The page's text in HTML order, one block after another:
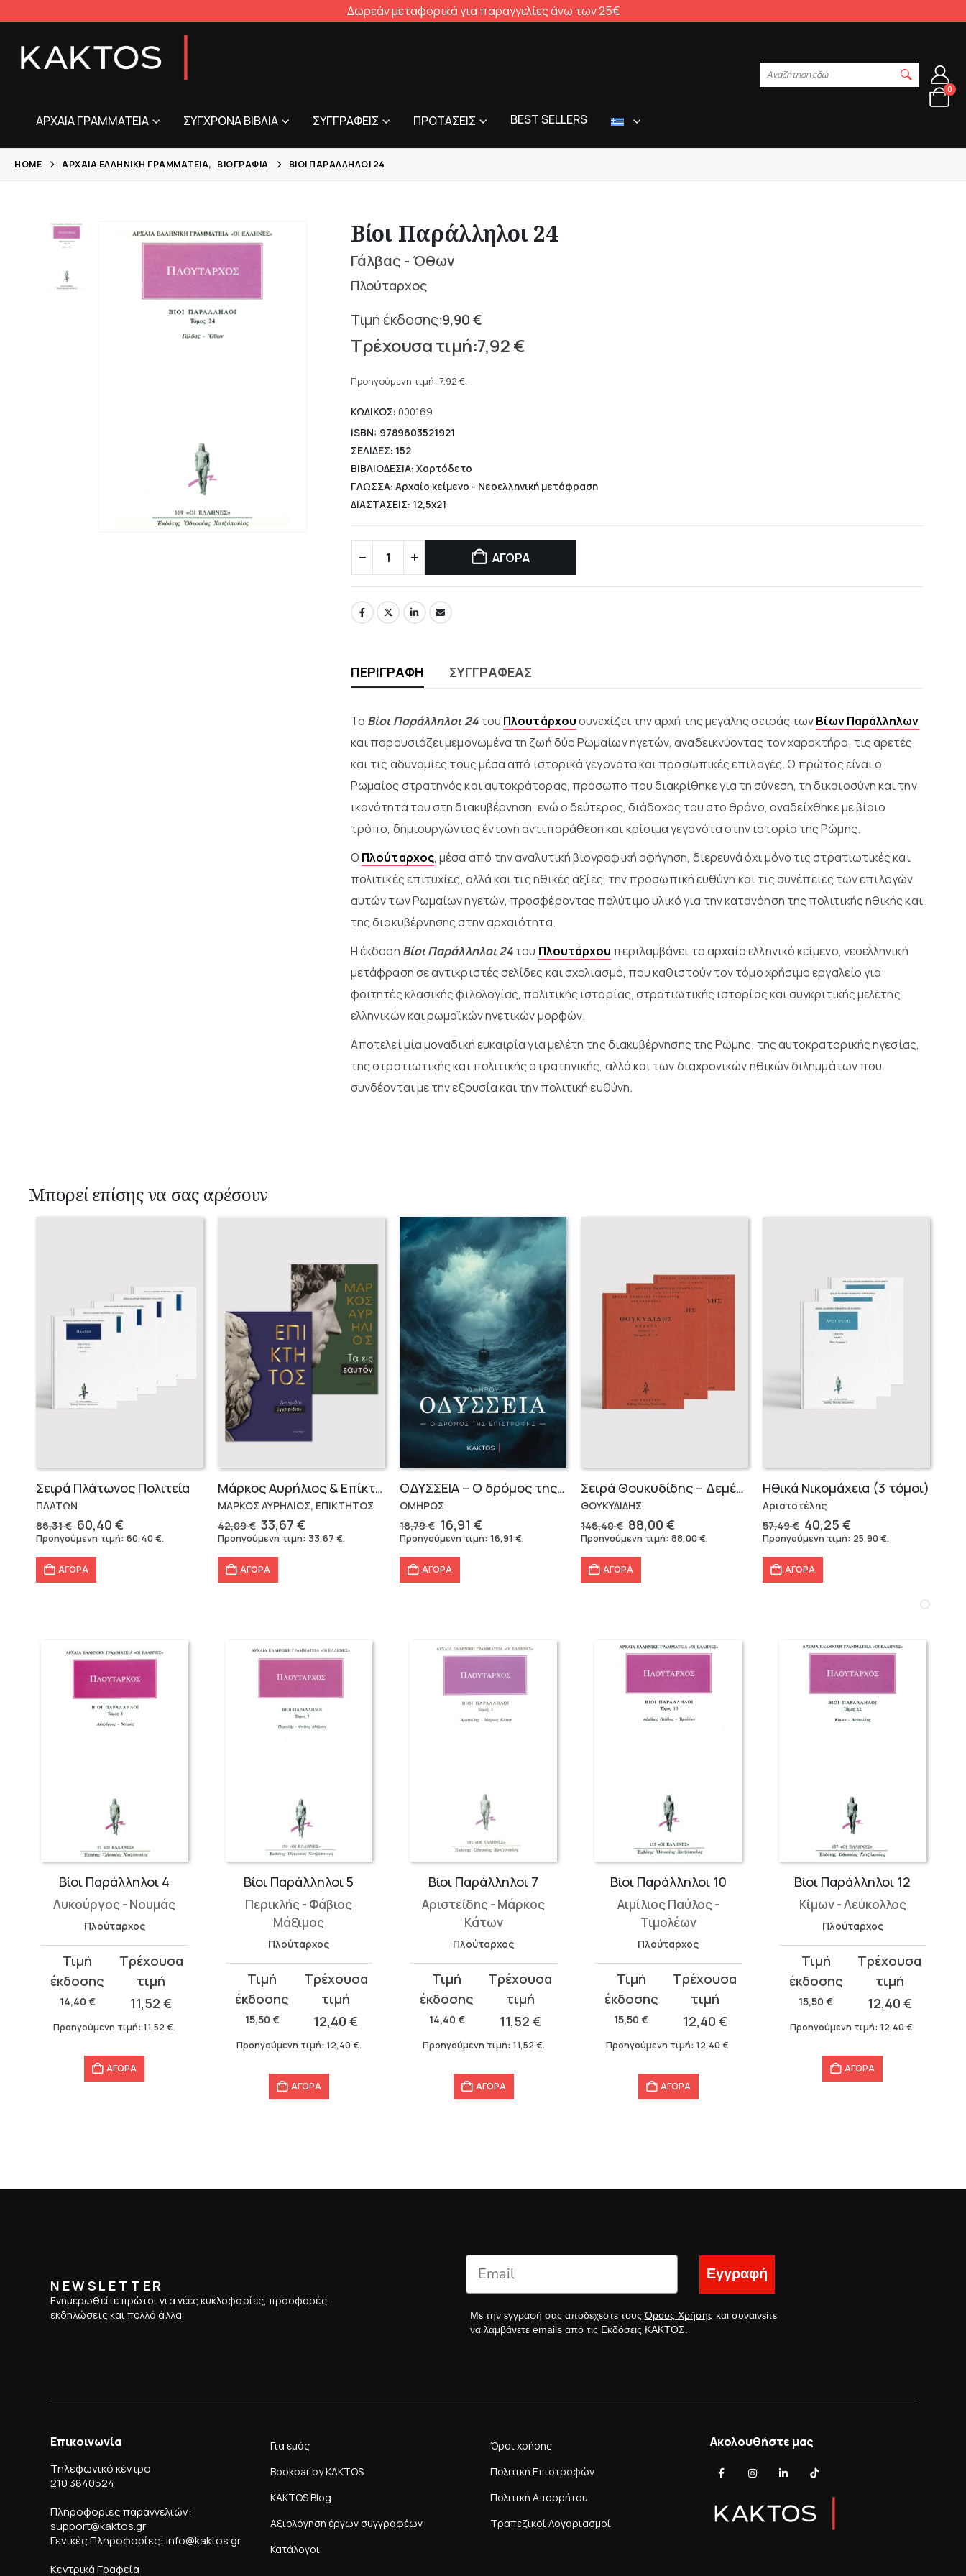
Δωρεάν μεταφορικά για παραγγελίες άνω των 25€
ΑΡΧΑΊΑ ΓΡΑΜΜΑΤΕΊΑ ΣΎΓΧΡΟΝΑ ΒΙΒΛΊΑ ΣΥΓΓΡΑΦΕΊΣ ΠΡΟΤΆΣΕΙΣ BEST SELLERS
Αναζήτηση εδώ
0
HOME ΑΡΧΑΊΑ ΕΛΛΗΝΙΚΉ ΓΡΑΜΜΑΤΕΊΑ, ΒΙΟΓΡΑΦΊΑ ΒΊΟΙ ΠΑΡΆΛΛΗΛΟΙ 24
Βίοι Παράλληλοι 24
Γάλβας - Όθων
Πλούταρχος
9,90€
Original
price
was:
9,90 €.
7,92€
τρέχουσα
είναι:
7,92 €.
Προηγούμενη τιμή: 7,92 €.
ΚΩΔΙΚΟΣ: 000169
ISBN: 9789603521921
ΣΕΛΙΔΕΣ: 152
ΒΙΒΛΙΟΔΕΣΙΑ: Χαρτόδετο
ΓΛΩΣΣΑ: Αρχαίο κείμενο - Νεοελληνική μετάφραση
ΔΙΑΣΤΑΣΕΙΣ: 12,5x21
ΑΓΟΡΑ
ΠΕΡΙΓΡΑΦΉ ΣΥΓΓΡΑΦΈΑΣ
Το Βίοι Παράλληλοι 24του Πλουτάρχουσυνεχίζει την αρχή της μεγάλης σειράς τωνΒίων Παράλληλων
και παρουσιάζει μεμονωμένα τη ζωή δύο Ρωμαίων ηγετών, αναδεικνύοντας τον χαρακτήρα, τις αρετές
και τις αδυναμίες τους μέσα από ιστορικά γεγονότα και προσωπικές επιλογές. Ο πρώτος είναι ο
Ρωμαίος στρατηγός και αυτοκράτορας, πρόσωπο που διακρίθηκε για τη σύνεση, τη δικαιοσύνη και την
ικανότητά του στη διακυβέρνηση, ενώ ο δεύτερος, διάδοχός του στο θρόνο, αναδείχθηκε με βίαιο
τρόπο, δημιουργώντας έντονη αντιπαράθεση και κρίσιμα γεγονότα στην ιστορία της Ρώμης.
Ο Πλούταρχος, μέσα από την αναλυτική βιογραφική αφήγηση, διερευνά όχι μόνο τις στρατιωτικές και
πολιτικές επιτυχίες, αλλά και τις ηθικές αξίες, την προσωπική ευθύνη και τις συνέπειες των επιλογών
αυτών των Ρωμαίων ηγετών, προσφέροντας πολύτιμο υλικό για την κατανόηση της πολιτικής ηθικής και
της διακυβέρνησης στην αρχαιότητα.
Η έκδοση Βίοι Παράλληλοι 24του Πλουτάρχου περιλαμβάνει το αρχαίο ελληνικό κείμενο, νεοελληνική
μετάφραση σε αντικριστές σελίδες και σχολιασμό, που καθιστούν τον τόμο χρήσιμο εργαλείο για
φοιτητές κλασικής φιλολογίας, πολιτικής ιστορίας, στρατιωτικής ιστορίας και συγκριτικής μελέτης
ελληνικών και ρωμαϊκών ηγετικών μορφών.
Αποτελεί μία μοναδική ευκαιρία για μελέτη της διακυβέρνησης της Ρώμης, της αυτοκρατορικής ηγεσίας,
της στρατιωτικής και πολιτικής στρατηγικής, αλλά και των διαχρονικών ηθικών διλημμάτων που
συνδέονται με την εξουσία και την πολιτική ευθύνη.
Μπορεί επίσης να σας αρέσουν
Σειρά Πλάτωνος Πολιτεία
ΠΛΑΤΩΝ
86,31€ Original
price
86,31 €.
60,40€
τρέχουσα
Προηγούμενη τιμή: 60,40€.
ΑΓΟΡΑ
Μάρκος Αυρήλιος & Επίκτητος (Επίτομα)
ΜΑΡΚΟΣ ΑΥΡΗΛΙΟΣ, ΕΠΙΚΤΗΤΟΣ
42,09€ Original
price
42,09 €.
33,67 €Η
τρέχουσα
Προηγούμενη τιμή: 33,67 €.
ΑΓΟΡΑ
OΔΥΣΣΕΙΑ – Ο δρόμος της επιστροφής
ΟΜΗΡΟΣ
18,79€ Original
price
18,79 €.
16,91 €Η
τρέχουσα
Προηγούμενη τιμή: 16,91 €.
ΑΓΟΡΑ
Σειρά Θουκυδίδης – Δεμένο (4 τόμοι)
ΘΟΥΚΥΔΙΔΗΣ
146,40€ Original
price
146,40 €.
88,00€
τρέχουσα
Προηγούμενη τιμή:88,00€.
ΑΓΟΡΑ
Ηθικά Νικομάχεια (3 τόμοι)
Αριστοτέλης
57,49€ Original
price
57,49 €.
40,25€
τρέχουσα
Προηγούμενη τιμή: 25,90€.
ΑΓΟΡΑ
Βίοι Παράλληλοι 4
Λυκούργος - Νουμάς
Πλούταρχος
14,40 €
Original
price
was:
14,40 €.
11,52€
τρέχουσα
τιμή
είναι:
Προηγούμενη τιμή: 11,52€.
ΑΓΟΡΑ
Βίοι Παράλληλοι 5
Περικλής - Φάβιος
Μάξιμος
Πλούταρχος
15,50 €
Original
price
was:
15,50 €.
12,40€
τρέχουσα
τιμή
είναι:
Προηγούμενη τιμή: 12,40 €.
ΑΓΟΡΑ
Βίοι Παράλληλοι 7
Αριστείδης - Μάρκος
Κάτων
Πλούταρχος
14,40 €
Original
price
was:
14,40 €.
11,52 €
τρέχουσα
τιμή
είναι:
Προηγούμενη τιμή: 11,52 €.
ΑΓΟΡΑ
Βίοι Παράλληλοι 10
Αιμίλιος Παύλος -
Τιμολέων
Πλούταρχος
15,50€
Original
price
was:
15,50 €.
12,40 €
τρέχουσα
τιμή
είναι:
Προηγούμενη τιμή: 12,40 €.
ΑΓΟΡΑ
Βίοι Παράλληλοι 12
Κίμων - Λεύκολλος
Πλούταρχος
15,50€
Original
price
was:
15,50 €.
12,40 €
τρέχουσα
τιμή
είναι:
Προηγούμενη τιμή: 12,40€.
ΑΓΟΡΑ
NEWSLETTER
Ενημερωθείτε πρώτοι για νέες κυκλοφορίες, προσφορές,
εκδηλώσεις και πολλά άλλα.
Εγγραφή
Με την εγγραφή σας αποδέχεστε τουςΌρους Χρήσης και συναινείτε
να λαμβάνετε emails από τις Εκδόσεις ΚΑΚΤΟΣ.
Επικοινωνία
Τηλεφωνικό κέντρο
210 3840524
Πληροφορίες παραγγελιών:
support@kaktos.gr
Γενικές Πληροφορίες: info@kaktos.gr
Κεντρικά Γραφεία
Για εμάς
Bookbar by KAKTOS
KAKTOS Blog
Αξιολόγηση έργων συγγραφέων
Κατάλογοι
Όροι χρήσης
Πολιτική Επιστροφών
Πολιτική Απορρήτου
Τραπεζικοί Λογαριασμοί
Ακολουθήστε μας